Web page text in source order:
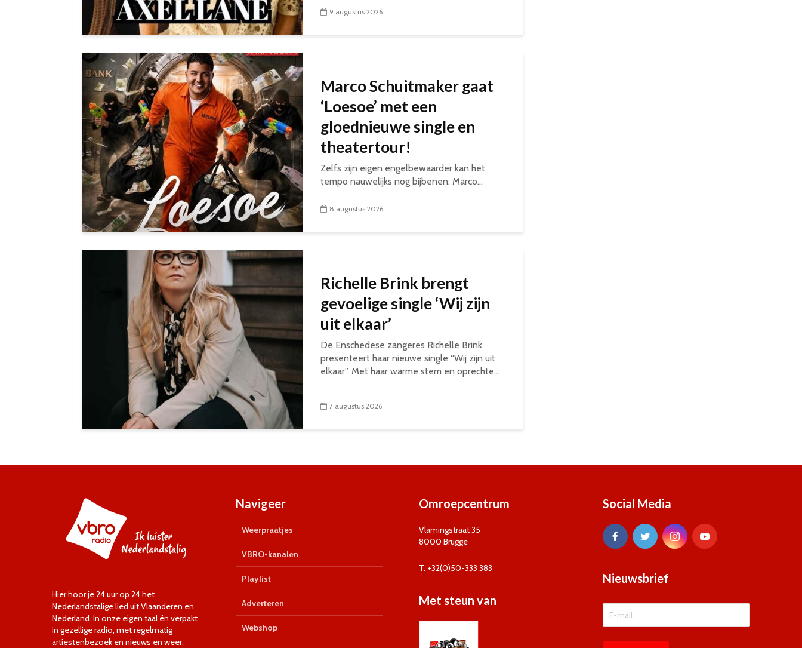
9 augustus 2026
Marco Schuitmaker gaat
‘Loesoe’ met een
gloednieuwe single en
theatertour!
Zelfs zijn eigen engelbewaarder kan het
tempo nauwelijks nog bijbenen: Marco...
8 augustus 2026
Richelle Brink brengt
gevoelige single ‘Wij zijn
uit elkaar’
De Enschedese zangeres Richelle Brink
presenteert haar nieuwe single “Wij zijn uit
elkaar”. Met haar warme stem en oprechte...
7 augustus 2026
Hier hoor je 24 uur op 24 het
Nederlandstalige lied uit Vlaanderen en
Nederland. In onze eigen taal én verpakt
in gezellige radio, met regelmatig
artiestenbezoek en nieuws en weer,
Navigeer
Weerpraatjes
VBRO-kanalen
Playlist
Adverteren
Webshop
Omroepcentrum
Vlamingstraat 35
8000 Brugge
T. +32(0)50-333 383
Met steun van
Social Media
Nieuwsbrief